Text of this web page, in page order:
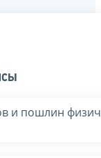
и пошлин